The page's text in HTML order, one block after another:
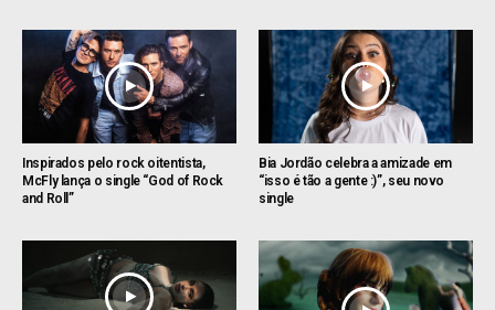
Inspirados pelo rock oitentista,
McFly lança o single “God of Rock
and Roll”
Bia Jordão celebra a amizade em
“isso é tão a gente :)”, seu novo
single